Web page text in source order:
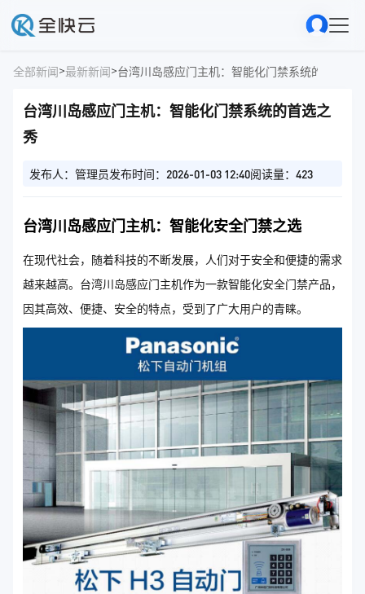
全部新闻>最新新闻>台湾川岛感应门主机：智能化门禁系统的首选之
台湾川岛感应门主机：智能化门禁系统的首选之
秀
发布人：管理员发布时间：2026-01-03 12:40阅读量：423
台湾川岛感应门主机：智能化安全门禁之选
在现代社会，随着科技的不断发展，人们对于安全和便捷的需求
越来越高。台湾川岛感应门主机作为一款智能化安全门禁产品，
因其高效、便捷、安全的特点，受到了广大用户的青睐。